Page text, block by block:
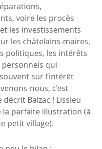
voire les procès
les investissements
les châtelains-maires,
politiques, les intérêts
qui
sur l’intérêt
nous, c’est
décrit Balzac ! Lissieu
la parfaite illustration (à
petit village).